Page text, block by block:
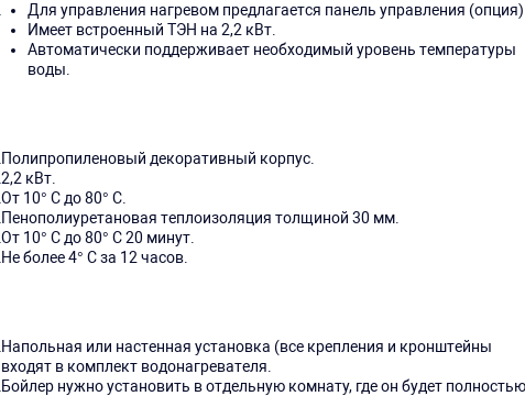
Для управления нагревом предлагается панель управления (опция).
Имеет встроенный ТЭН на 2,2 кВт.
Автоматически поддерживает необходимый уровень температуры
воды.
Полипропиленовый декоративный корпус.
2,2 кВт.
От 10° C до 80° C.
Пенополиуретановая теплоизоляция толщиной 30 мм.
От 10° C до 80° C 20 минут.
Не более 4° C за 12 часов.
Напольная или настенная установка (все крепления и кронштейны
входят в комплект водонагревателя.
Бойлер нужно установить в отдельную комнату, где он будет полностью